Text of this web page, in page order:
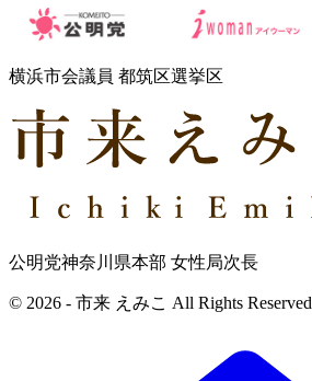
横浜市会議員 都筑区選挙区
公明党神奈川県本部 女性局次長
© 2026 - 市来 えみこ All Rights Reserved